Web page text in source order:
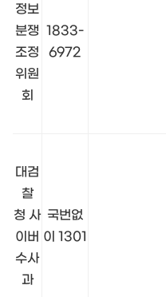
정보
분쟁
조정
위원
회
1833-
6972
대검
찰
청 사
이버
수사
과
국번없
이 1301